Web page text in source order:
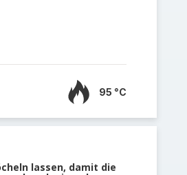
95 °C
lassen, damit die